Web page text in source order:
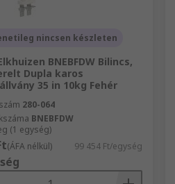
nincsen készleten
BNEBFDW Bilincs,
Dupla karos
35 in 10kg Fehér
280-064
BNEBFDW
(1 egység)
(ÁFA nélkül) 99 454 Ft/egység